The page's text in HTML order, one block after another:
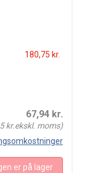
180,75 kr.
67,94 kr.
kr.ekskl. moms)
er på lager